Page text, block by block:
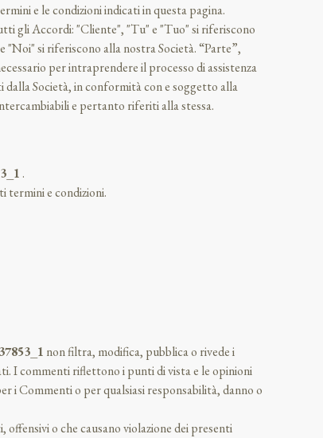
e le condizioni indicati in questa pagina.
gli Accordi: "Cliente", "Tu" e "Tuo" si riferiscono
"Noi" si riferiscono alla nostra Società. “Parte”,
per intraprendere il processo di assistenza
Società, in conformità con e soggetto alla
e pertanto riferiti alla stessa.
.
termini e condizioni.
37853_1 non filtra, modifica, pubblica o rivede i
I commenti riflettono i punti di vista e le opinioni
i Commenti o per qualsiasi responsabilità, danno o
o che causano violazione dei presenti